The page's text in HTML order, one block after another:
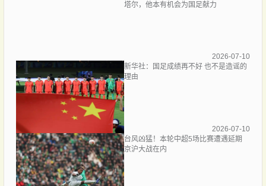
塔尔，他本有机会为国足献力
2026-07-10
新华社：国足成绩再不好 也不是造谣的
理由
2026-07-10
台风凶猛！本轮中超5场比赛遭遇延期
京沪大战在内